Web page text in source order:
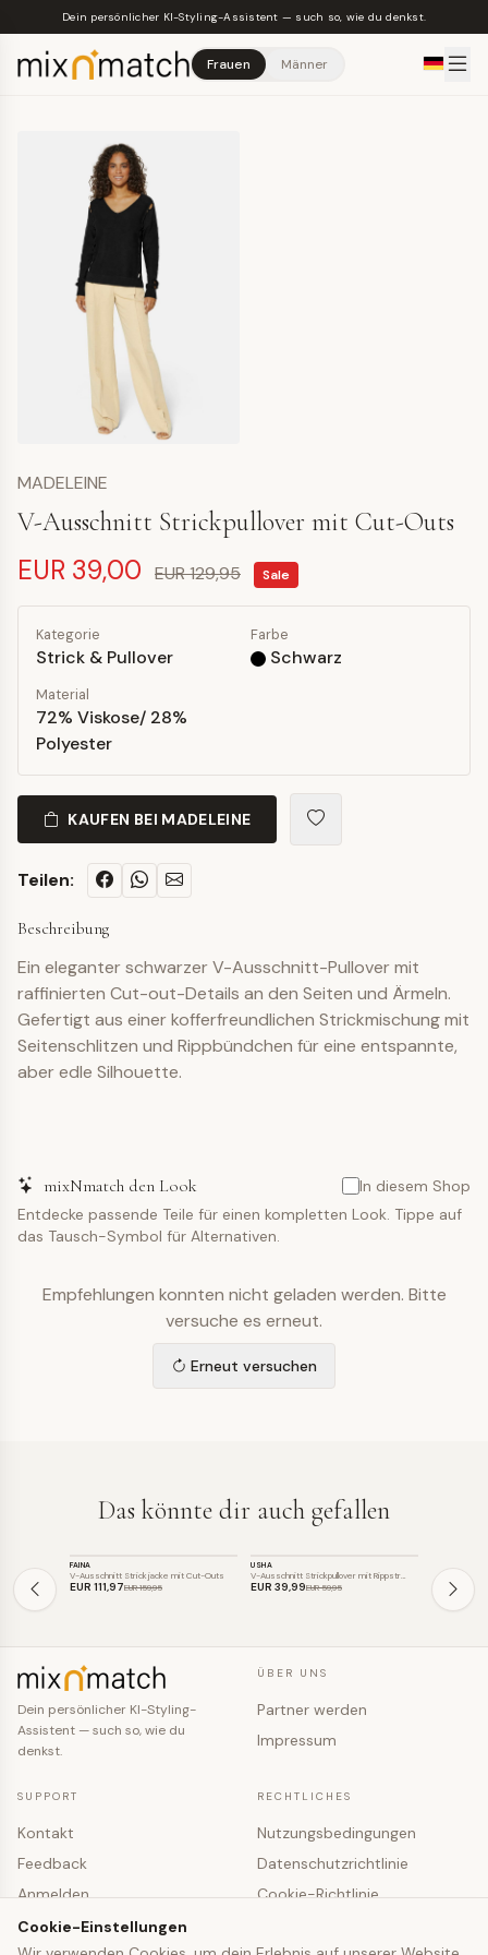
Skip to main content
Dein persönlicher KI-Styling-Assistent — such so, wie du denkst.
Frauen Männer
MADELEINE
V-Ausschnitt Strickpullover mit Cut-Outs
EUR 39,00 EUR 129,95 Sale
Kategorie
Strick & Pullover
Farbe
Schwarz
Material
72% Viskose/ 28%
Polyester
KAUFEN BEI MADELEINE
Teilen:
Beschreibung
Ein eleganter schwarzer V-Ausschnitt-Pullover mit
raffinierten Cut-out-Details an den Seiten und Ärmeln.
Gefertigt aus einer kofferfreundlichen Strickmischung mit
Seitenschlitzen und Rippbündchen für eine entspannte,
aber edle Silhouette.
mixNmatch den Look
In diesem Shop
Entdecke passende Teile für einen kompletten Look. Tippe auf
das Tausch-Symbol für Alternativen.
Empfehlungen konnten nicht geladen werden. Bitte
versuche es erneut.
Erneut versuchen
Das könnte dir auch gefallen
SALE
FAINA
V-Ausschnitt Strickjacke mit Cut-Outs
EUR 111,97EUR 159,95
SALE
USHA
V-Ausschnitt Strickpullover mit Rippstr…
EUR 39,99EUR 59,95
SALE
EUR 111
Dein persönlicher KI-Styling-
Assistent — such so, wie du
denkst.
ÜBER UNS
Partner werden
Impressum
SUPPORT
Kontakt
Feedback
Anmelden
Registrieren
RECHTLICHES
Nutzungsbedingungen
Datenschutzrichtlinie
Cookie-Richtlinie
Cookie-Einstellungen